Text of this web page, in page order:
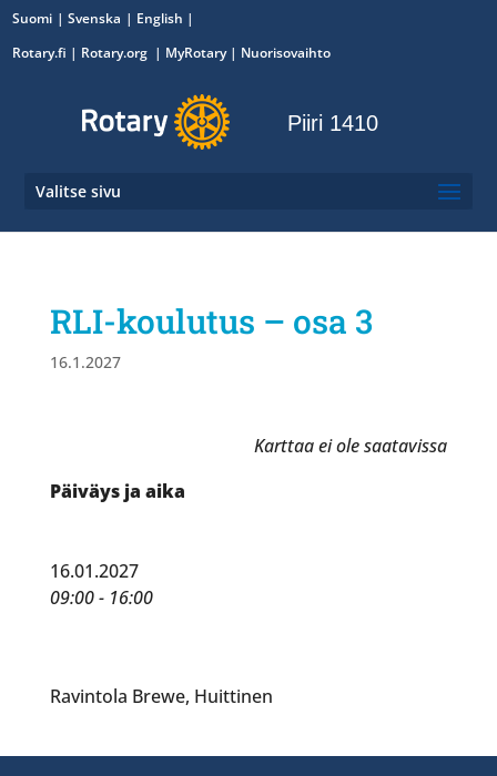
Suomi Svenska
English
Rotary.fi | Rotary.org | MyRotary| Nuorisovaihto
Piiri 1410
Valitse sivu
RLI-koulutus – osa 3
16.1.2027
Karttaa ei ole saatavissa
Päiväys ja aika
16.01.2027
09:00 - 16:00
Ravintola Brewe, Huittinen